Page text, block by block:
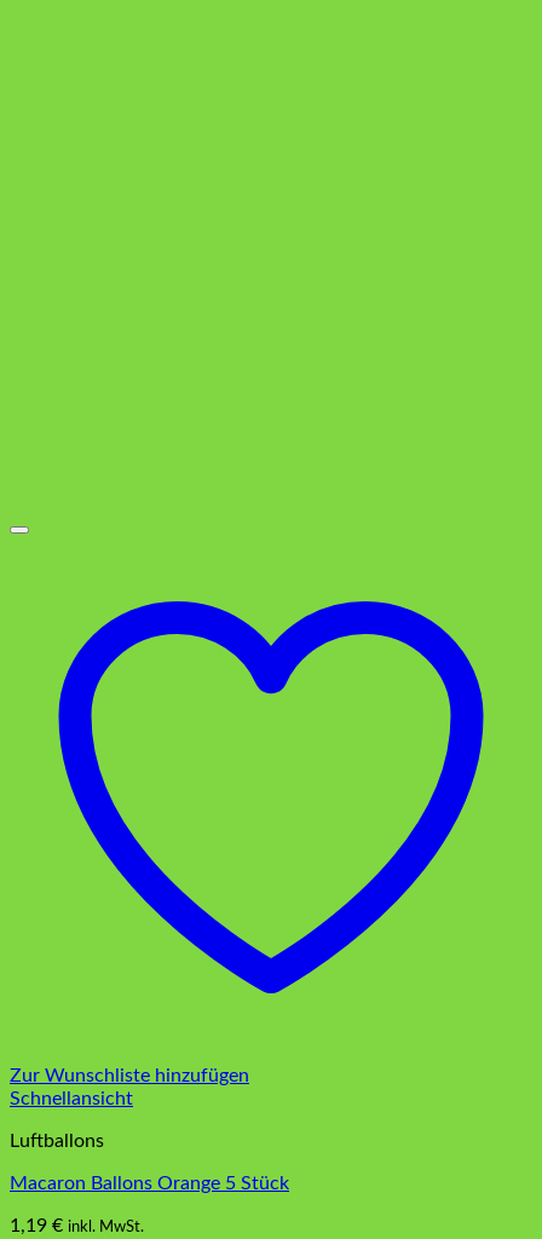
Zur Wunschliste hinzufügen
Schnellansicht
Luftballons
Macaron Ballons Orange 5 Stück
1,19 € inkl. MwSt.